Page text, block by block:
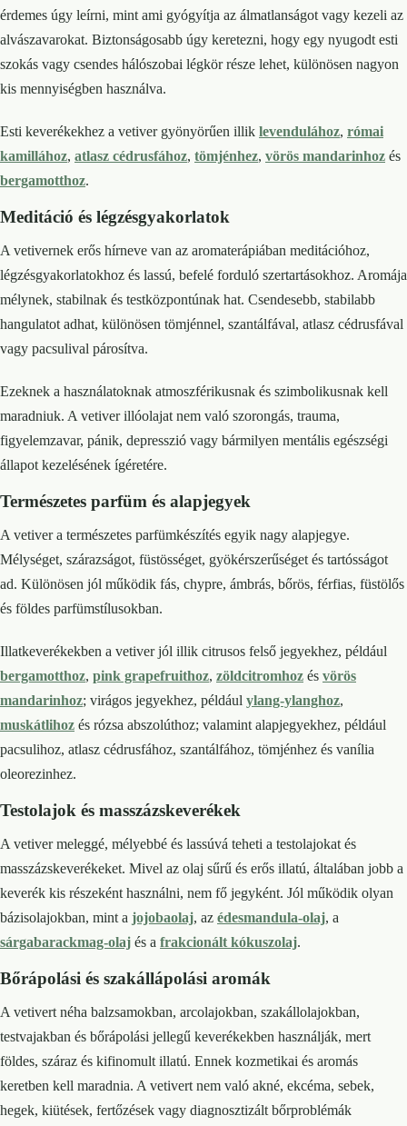
érdemes úgy leírni, mint ami gyógyítja az álmatlanságot vagy kezeli az
alvászavarokat. Biztonságosabb úgy keretezni, hogy egy nyugodt esti
szokás vagy csendes hálószobai légkör része lehet, különösen nagyon
kis mennyiségben használva.
Esti keverékekhez a vetiver gyönyörűen illik levendulához, római
kamillához, atlasz cédrusfához, tömjénhez, vörös mandarinhoz és
bergamotthoz.
Meditáció és légzésgyakorlatok
A vetivernek erős hírneve van az aromaterápiában meditációhoz,
légzésgyakorlatokhoz és lassú, befelé forduló szertartásokhoz. Aromája
mélynek, stabilnak és testközpontúnak hat. Csendesebb, stabilabb
hangulatot adhat, különösen tömjénnel, szantálfával, atlasz cédrusfával
vagy pacsulival párosítva.
Ezeknek a használatoknak atmoszférikusnak és szimbolikusnak kell
maradniuk. A vetiver illóolajat nem való szorongás, trauma,
figyelemzavar, pánik, depresszió vagy bármilyen mentális egészségi
állapot kezelésének ígéretére.
Természetes parfüm és alapjegyek
A vetiver a természetes parfümkészítés egyik nagy alapjegye.
Mélységet, szárazságot, füstösséget, gyökérszerűséget és tartósságot
ad. Különösen jól működik fás, chypre, ámbrás, bőrös, férfias, füstölős
és földes parfümstílusokban.
Illatkeverékekben a vetiver jól illik citrusos felső jegyekhez, például
bergamotthoz, pink grapefruithoz, zöldcitromhoz és vörös
mandarinhoz; virágos jegyekhez, például ylang-ylanghoz,
muskátlihoz és rózsa abszolúthoz; valamint alapjegyekhez, például
pacsulihoz, atlasz cédrusfához, szantálfához, tömjénhez és vanília
oleorezinhez.
Testolajok és masszázskeverékek
A vetiver meleggé, mélyebbé és lassúvá teheti a testolajokat és
masszázskeverékeket. Mivel az olaj sűrű és erős illatú, általában jobb a
keverék kis részeként használni, nem fő jegyként. Jól működik olyan
bázisolajokban, mint a jojobaolaj, az édesmandula-olaj, a
sárgabarackmag-olaj és a frakcionált kókuszolaj.
Bőrápolási és szakállápolási aromák
A vetivert néha balzsamokban, arcolajokban, szakállolajokban,
testvajakban és bőrápolási jellegű keverékekben használják, mert
földes, száraz és kifinomult illatú. Ennek kozmetikai és aromás
keretben kell maradnia. A vetivert nem való akné, ekcéma, sebek,
hegek, kiütések, fertőzések vagy diagnosztizált bőrproblémák